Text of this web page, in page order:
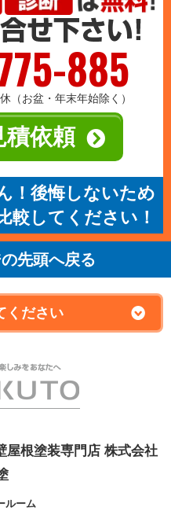
885
（お盆・年末年始除く）
積依頼
！後悔しないため
較してください！
先頭へ戻る
屋根塗装専門店 株式会社
ルーム